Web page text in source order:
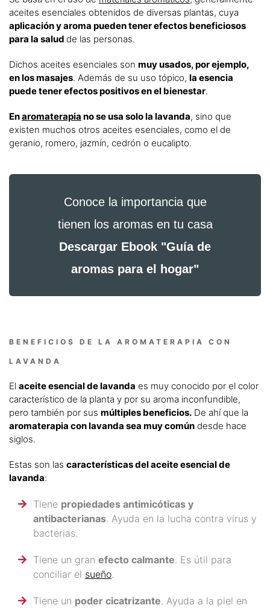
aceites esenciales obtenidos de diversas plantas, cuya
aplicación y aroma pueden tener efectos beneficiosos
para la salud de las personas.
Dichos aceites esenciales son muy usados, por ejemplo,
en los masajes. Además de su uso tópico, la esencia
puede tener efectos positivos en el bienestar.
Enaromaterapia no se usa solo la lavanda, sino que
existen muchos otros aceites esenciales, como el de
geranio, romero, jazmín, cedrón o eucalipto.
Conoce la importancia que
tienen los aromas en tu casa
Descargar Ebook "Guía de
aromas para el hogar"
BENEFICIOS DE LA AROMATERAPIA CON
LAVANDA
El aceite esencial de lavanda es muy conocido por el color
característico de la planta y por su aroma inconfundible,
pero también por sus múltiples beneficios. De ahí que la
aromaterapia con lavanda sea muy común desde hace
siglos.
Estas son las características del aceite esencial de
lavanda:
Tiene propiedades antimicóticas y
antibacterianas. Ayuda en la lucha contra virus y
bacterias.
Tiene un gran efecto calmante. Es útil para
conciliar el sueño.
Tiene un poder cicatrizante. Ayuda a la piel en